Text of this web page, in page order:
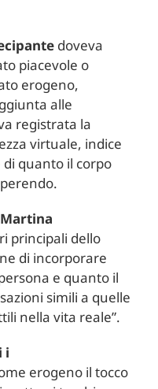
doveva
piacevole o
erogeno,
alle
registrata la
virtuale, indice
quanto il corpo
principali dello
di incorporare
e quanto il
simili a quelle
nella vita reale”.
i
erogeno il tocco